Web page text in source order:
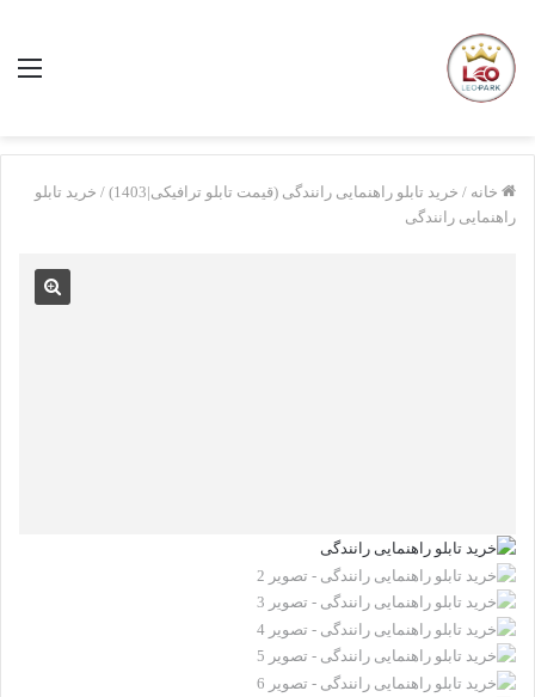
خانه / خرید تابلو راهنمایی رانندگی (قیمت تابلو ترافیکی|1403) / خرید تابلو
راهنمایی رانندگی